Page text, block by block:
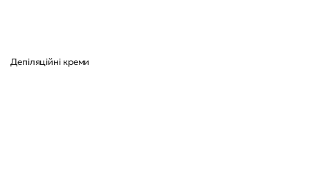
Депіляційні креми